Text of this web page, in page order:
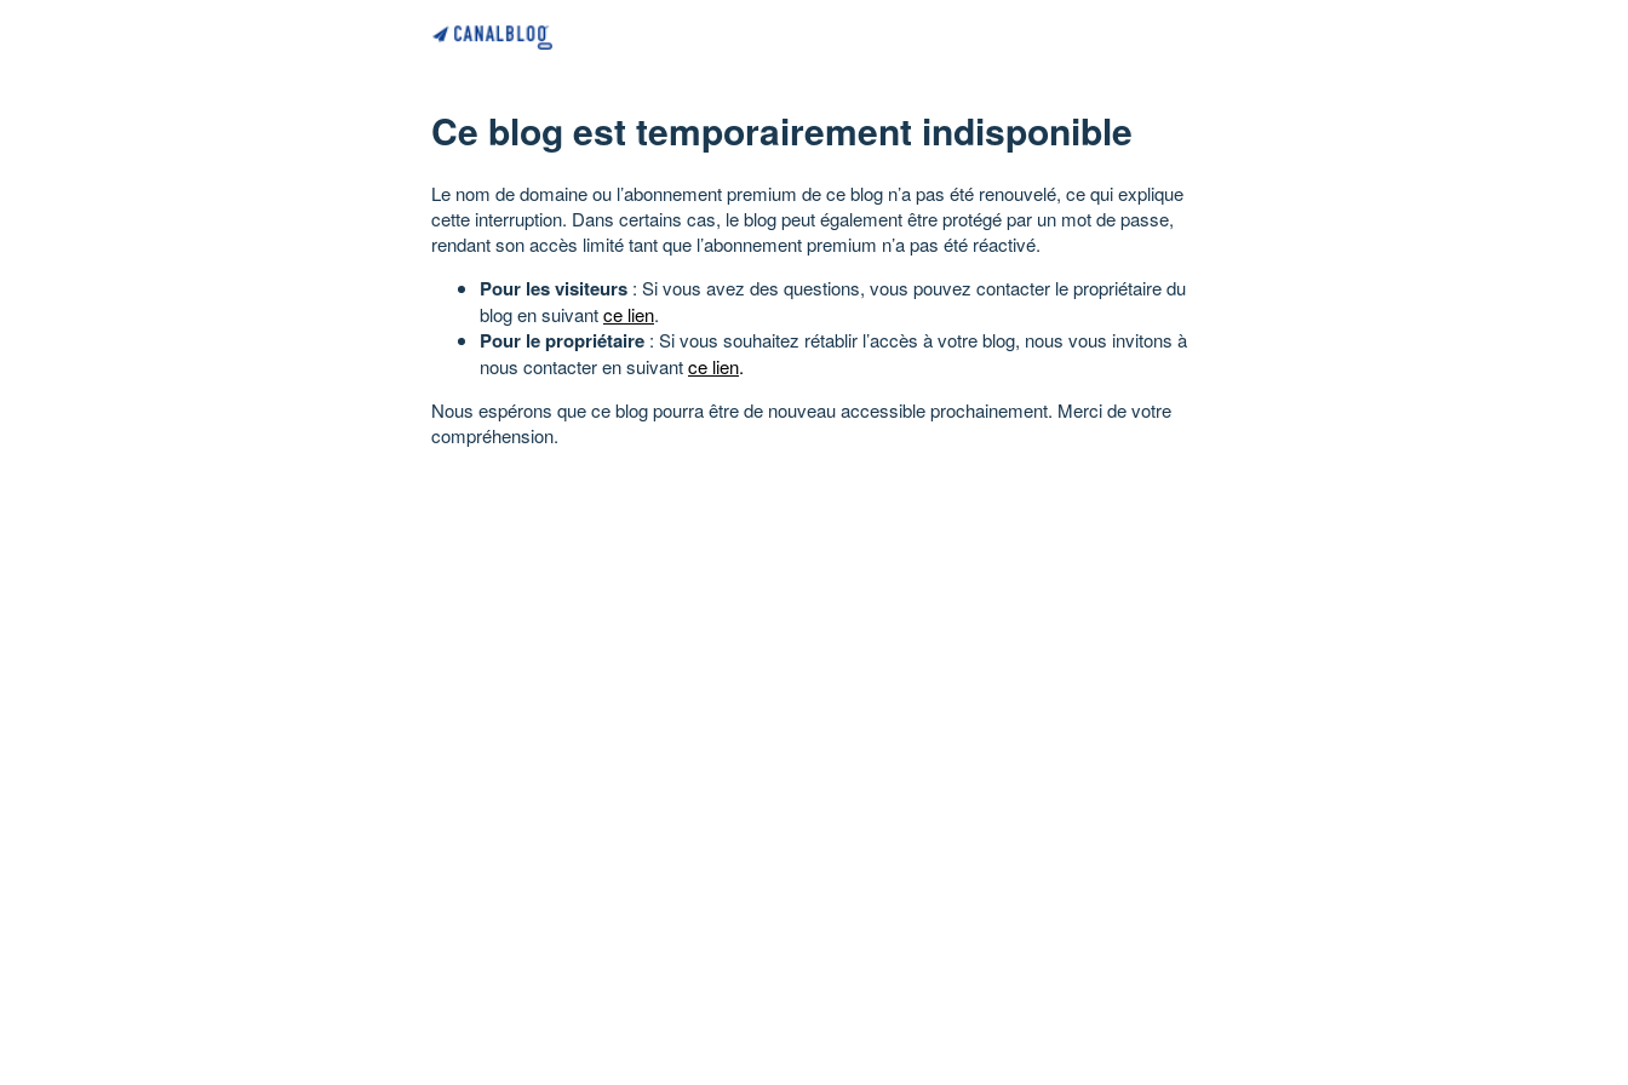
Ce blog est temporairement indisponible
Le nom de domaine ou l’abonnement premium de ce blog n’a pas été renouvelé, ce qui explique
cette interruption. Dans certains cas, le blog peut également être protégé par un mot de passe,
rendant son accès limité tant que l’abonnement premium n’a pas été réactivé.
Pour les visiteurs : Si vous avez des questions, vous pouvez contacter le propriétaire du
blog en suivantce lien.
Pour le propriétaire : Si vous souhaitez rétablir l’accès à votre blog, nous vous invitons à
nous contacter en suivantce lien.
Nous espérons que ce blog pourra être de nouveau accessible prochainement. Merci de votre
compréhension.